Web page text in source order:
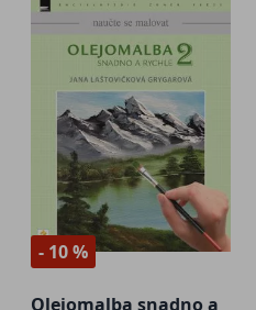
- 10 %
Olejomalba snadno a